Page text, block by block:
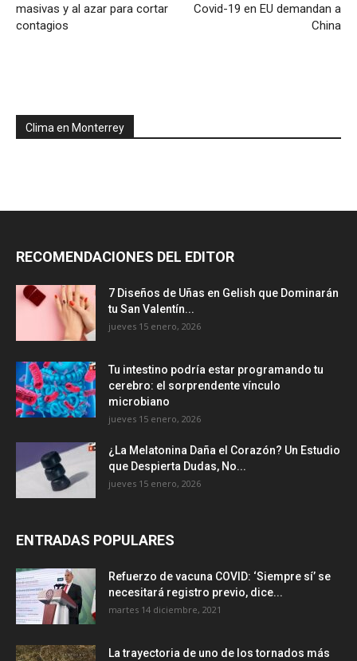
masivas y al azar para cortar
contagios
Covid-19 en EU demandan a
China
Clima en Monterrey
RECOMENDACIONES DEL EDITOR
7 Diseños de Uñas en Gelish que Dominarán
tu San Valentín...
jueves 15 enero, 2026
Tu intestino podría estar programando tu
cerebro: el sorprendente vínculo
microbiano
jueves 15 enero, 2026
¿La Melatonina Daña el Corazón? Un Estudio
que Despierta Dudas, No...
jueves 15 enero, 2026
ENTRADAS POPULARES
Refuerzo de vacuna COVID: ‘Siempre sí’ se
necesitará registro previo, dice...
martes 14 diciembre, 2021
La trayectoria de uno de los tornados más